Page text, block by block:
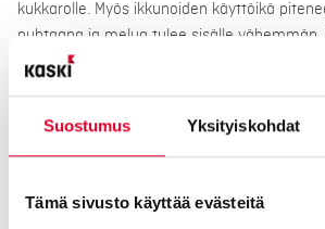
Suostumus Yksityiskohdat
Tämä sivusto käyttää evästeitä
kukkarolle. Myös ikkunoiden käyttöikä
puhtaana ja melua tulee sisälle
on pieni ilmastoteko, jonka jokainen voi